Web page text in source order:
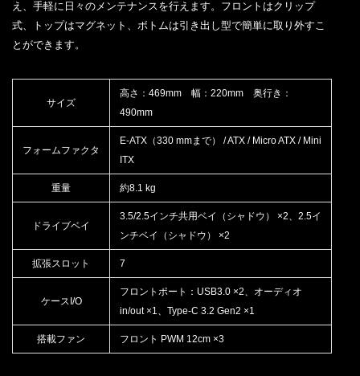
え、手軽に日々のメンテナンスを行えます。フロントはクリップ
式、トップはマグネット、ボトムは引き出し型で簡単に取り外すこ
とができます。
サイズ
高さ：469mm 幅：220mm 奥行き：
490mm
フォームファクタ
E-ATX（330 mmまで） / ATX / Micro ATX / Mini
ITX
重量 約8.1 kg
ドライブベイ
3.5/2.5インチ共用ベイ（シャドウ） ×2、2.5イ
ンチベイ（シャドウ） ×2
拡張スロット 7
ケースI/O
フロントポート：USB3.0 ×2、オーディオ
in/out ×1、Type-C 3.2 Gen2 ×1
搭載ファン フロント PWM 12cm ×3